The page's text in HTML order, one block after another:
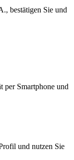
bestätigen Sie und
per Smartphone und
und nutzen Sie